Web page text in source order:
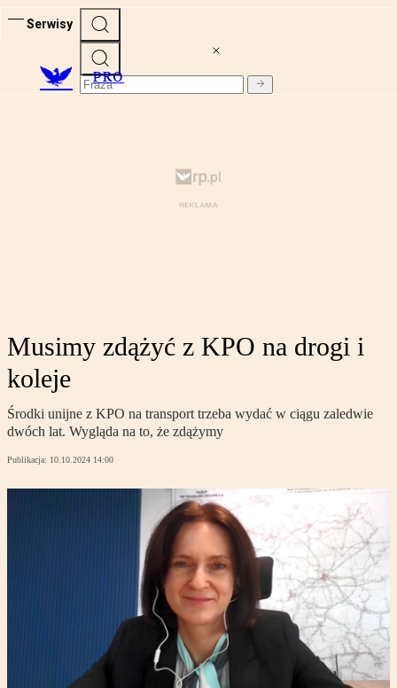
Serwisy
PRO
Musimy zdążyć z KPO na drogi i
koleje
Środki unijne z KPO na transport trzeba wydać w ciągu zaledwie
dwóch lat. Wygląda na to, że zdążymy
Publikacja: 10.10.2024 14:00